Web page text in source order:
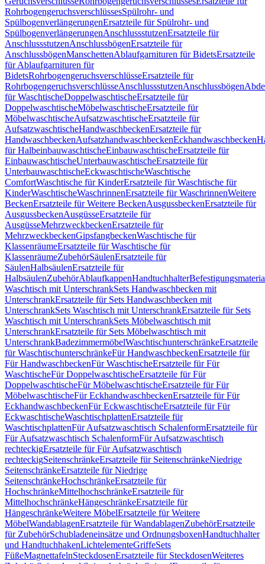
RohrbogengeruchsverschlüssesSpülrohr- und
SpülbogenverlängerungenErsatzteile für Spülrohr- und
SpülbogenverlängerungenAnschlussstutzenErsatzteile für
AnschlussstutzenAnschlussbögenErsatzteile für
AnschlussbögenManschettenAblaufgarnituren für BidetsErsatzteile
für Ablaufgarnituren für
BidetsRohrbogengeruchsverschlüsseErsatzteile für
RohrbogengeruchsverschlüsseAnschlussstutzenAnschlussbögen
für WaschtischeDoppelwaschtischeErsatzteile für
DoppelwaschtischeMöbelwaschtischeErsatzteile für
MöbelwaschtischeAufsatzwaschtischeErsatzteile für
AufsatzwaschtischeHandwaschbeckenErsatzteile für
HandwaschbeckenAufsatzhandwaschbeckenEckhandwaschbecken
für HalbeinbauwaschtischeEinbauwaschtischeErsatzteile für
EinbauwaschtischeUnterbauwaschtischeErsatzteile für
UnterbauwaschtischeEckwaschtischeWaschtische
ComfortWaschtische für KinderErsatzteile für Waschtische für
KinderWaschtischeWaschrinnenErsatzteile für WaschrinnenWeitere
BeckenErsatzteile für Weitere BeckenAusgussbeckenErsatzteile für
AusgussbeckenAusgüsseErsatzteile für
AusgüsseMehrzweckbeckenErsatzteile für
MehrzweckbeckenGipsfangbeckenWaschtische für
KlassenräumeErsatzteile für Waschtische für
KlassenräumeZubehörSäulenErsatzteile für
SäulenHalbsäulenErsatzteile für
HalbsäulenZubehörAblaufkappenHandtuchhalter
Waschtisch mit UnterschrankSets Handwaschbecken mit
UnterschrankErsatzteile für Sets Handwaschbecken mit
UnterschrankSets Waschtisch mit UnterschrankErsatzteile für Sets
Waschtisch mit UnterschrankSets Möbelwaschtisch mit
UnterschrankErsatzteile für Sets Möbelwaschtisch mit
UnterschrankBadezimmermöbelWaschtischunterschränkeErsatzteile
für WaschtischunterschränkeFür HandwaschbeckenErsatzteile für
Für HandwaschbeckenFür WaschtischeErsatzteile für Für
WaschtischeFür DoppelwaschtischeErsatzteile für Für
DoppelwaschtischeFür MöbelwaschtischeErsatzteile für Für
MöbelwaschtischeFür EckhandwaschbeckenErsatzteile für Für
EckhandwaschbeckenFür EckwaschtischeErsatzteile für Für
EckwaschtischeWaschtischplattenErsatzteile für
WaschtischplattenFür Aufsatzwaschtisch SchalenformErsatzteile für
Für Aufsatzwaschtisch SchalenformFür Aufsatzwaschtisch
rechteckigErsatzteile für Für Aufsatzwaschtisch
rechteckigSeitenschränkeErsatzteile für SeitenschränkeNiedrige
SeitenschränkeErsatzteile für Niedrige
SeitenschränkeHochschränkeErsatzteile für
HochschränkeMittelhochschränkeErsatzteile für
MittelhochschränkeHängeschränkeErsatzteile für
HängeschränkeWeitere MöbelErsatzteile für Weitere
MöbelWandablagenErsatzteile für WandablagenZubehörErsatzteile
für ZubehörSchubladeneinsätze und OrdnungsboxenHandtuchhalter
und HandtuchhakenLichtelementeGriffeSets
FüßeMagnettafelnSteckdosenErsatzteile für SteckdosenWeiteres